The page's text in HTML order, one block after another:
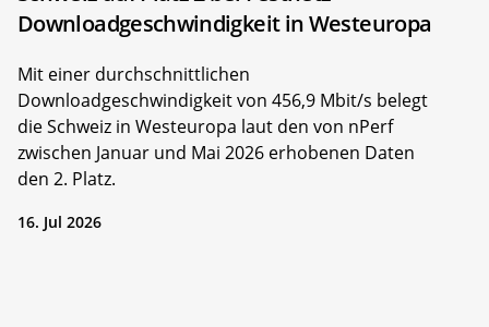
Downloadgeschwindigkeit in Westeuropa
Mit einer durchschnittlichen
Downloadgeschwindigkeit von 456,9 Mbit/s belegt
die Schweiz in Westeuropa laut den von nPerf
zwischen Januar und Mai 2026 erhobenen Daten
den 2. Platz.
16. Jul 2026